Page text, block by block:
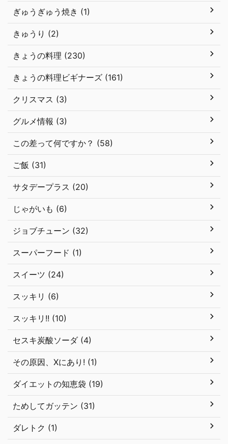
ぎゅうぎゅう焼き (1)
きゅうり (2)
きょうの料理 (230)
きょうの料理ビギナーズ (161)
クリスマス (3)
グルメ情報 (3)
この差って何ですか？ (58)
ご飯 (31)
サタデープラス (20)
じゃがいも (6)
ジョブチューン (32)
スーパーフード (1)
スイーツ (24)
スッキリ (6)
スッキリ!! (10)
セスキ炭酸ソーダ (4)
その原因、Xにあり! (1)
ダイエットの知恵袋 (19)
ためしてガッテン (31)
ダレトク (1)